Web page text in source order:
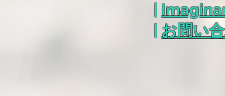
|
| お問い